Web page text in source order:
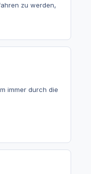
zu werden,
immer durch die